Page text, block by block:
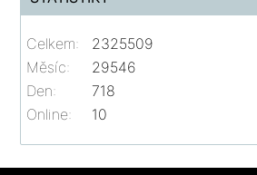
Online: 10
Celkem:
2325509
Měsíc:
29546
Den:
718